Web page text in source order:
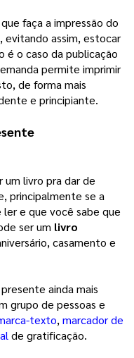
faça a impressão do
evitando assim, estocar
é o caso da publicação
permite imprimir
de forma mais
e principiante.
um livro pra dar de
principalmente se a
e que você sabe que
ser um livro
casamento e
ainda mais
grupo de pessoas e
texto, marcador de
de gratificação.